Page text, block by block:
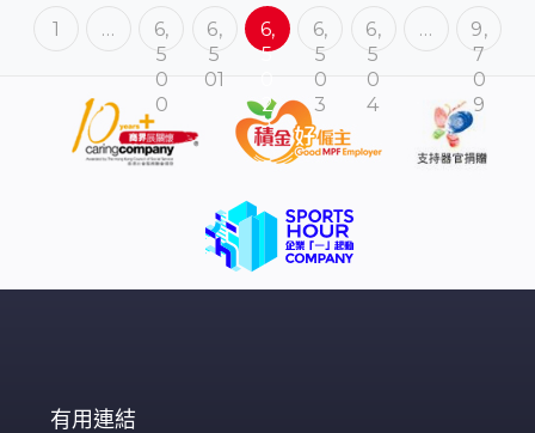
1 …
6,
5
0
0
6,
5
01
6,
5
2
6,
5
0
3
6,
5
0
4
…
9,
7
0
9
有用連結